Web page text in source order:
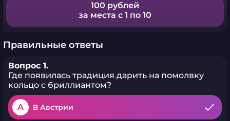
100 рублей
за места с 1 по 10
Правильные ответы
Вопрос 1.
Где появилась традиция дарить на помолвку
кольцо с бриллиантом?
A В Австрии